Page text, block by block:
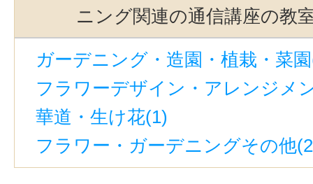
ニング関連の通信講座の教
ガーデニング・造園・植栽・菜
フラワーデザイン・アレンジメ
華道・生け花(1)
フラワー・ガーデニングその他